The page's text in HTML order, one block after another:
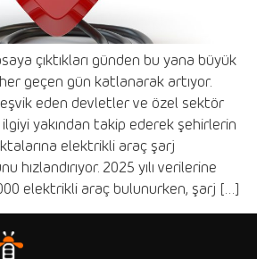
çıktıkları günden bu yana büyük
geçen gün katlanarak artıyor.
eden devletler ve özel sektör
ilgiyi yakından takip ederek şehirlerin
elektrikli araç şarj
hızlandırıyor. 2025 yılı verilerine
elektrikli araç bulunurken, şarj […]